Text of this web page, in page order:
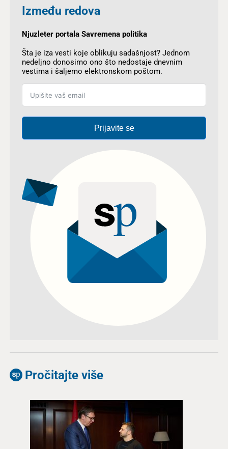
Između redova
Njuzleter portala Savremena politika
Šta je iza vesti koje oblikuju sadašnjost? Jednom
nedeljno donosimo ono što nedostaje dnevnim
vestima i šaljemo elektronskom poštom.
Prijavite se
Pročitajte više